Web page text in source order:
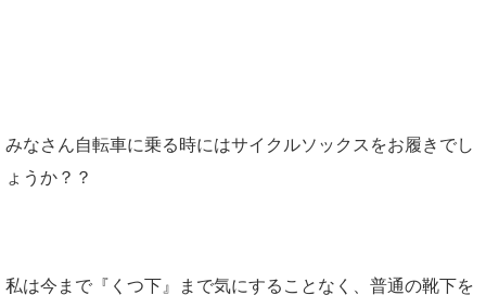
みなさん自転車に乗る時にはサイクルソックスをお履きでし
ょうか？？
私は今まで『くつ下』まで気にすることなく、普通の靴下を